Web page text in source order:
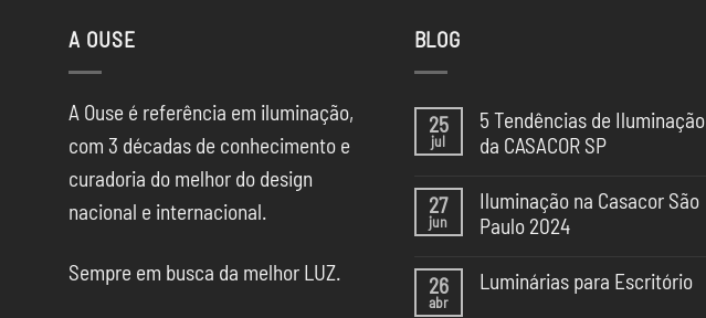
A OUSE
A Ouse é referência em iluminação,
com 3 décadas de conhecimento e
curadoria do melhor do design
nacional e internacional.
Sempre em busca da melhor LUZ.
BLOG
25
jul
5 Tendências de Iluminação
da CASACOR SP
comentário
em
5
Iluminação
da
27
jun
Iluminação na Casacor São
Paulo 2024
comentário
em
26
abr
Luminárias para Escritório